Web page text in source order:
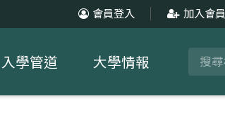
會員登入 加入會員
入學管道 大學情報